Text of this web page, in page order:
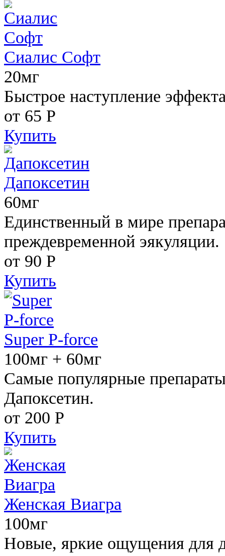
Сиалис Софт
20мг
Быстрое наступление
от 65 Р
Купить
Дапоксетин
60мг
Единственный в мире
преждевременной эякуляции.
от 90 Р
Купить
Super P-force
100мг + 60мг
Самые популярные
Дапоксетин.
от 200 Р
Купить
Женская Виагра
100мг
Новые, яркие ощущения для